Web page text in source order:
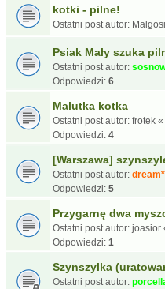
kotki - pilne!
Ostatni post autor:
Psiak Mały szuka
Ostatni post autor:
Odpowiedzi: 6
Malutka kotka
Ostatni post autor: frotek «
Odpowiedzi: 4
[Warszawa]
Ostatni post autor: dream*
Odpowiedzi: 5
Przygarnę dwa
Ostatni post autor: joasior
Odpowiedzi: 1
Szynszylka
Ostatni post autor: